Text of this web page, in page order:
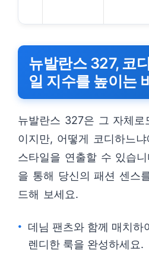
뉴발란스 327, 코
일 지수를 높이는
뉴발란스 327은 그 자체로
이지만, 어떻게 코디하느
스타일을 연출할 수 있습
을 통해 당신의 패션 센스
드해 보세요.
데님 팬츠와 함께 매치하
렌디한 룩을 완성하세요.